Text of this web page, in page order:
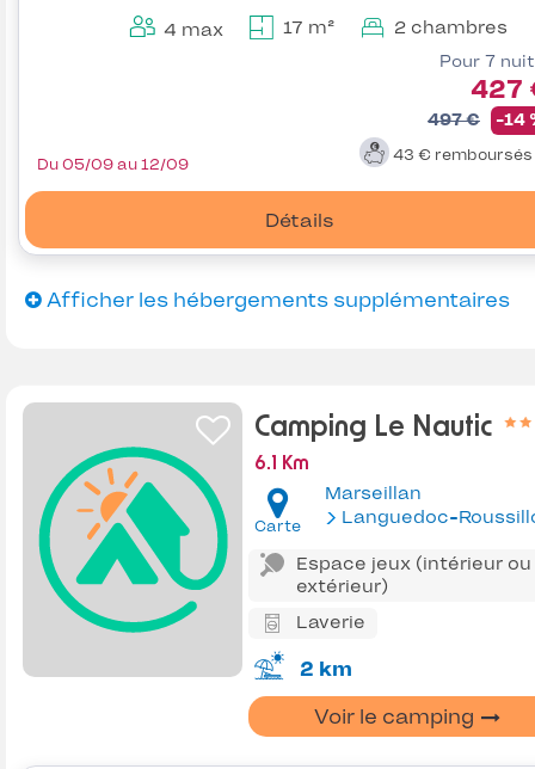
4 max 17 m² 2 chambres
Pour 7
427
497 € -14
43 € remboursés
Détails
Du 05/09 au 12/09
Afficher les hébergements supplémentaires
Camping Le Nautic
6.1 Km
Carte
Marseillan
Languedoc-
Espace jeux (intérieur ou
extérieur)
Laverie
2 km
Voir le camping